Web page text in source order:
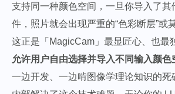
支持同一种颜色空间，一旦你导入了其
件，照片就会出现严重的“色彩断层”或
这正是「MagicCam」最显匠心、也
允许用户自由选择并导入不同输入颜色
一边开发、一边啃图像学理论知识的死